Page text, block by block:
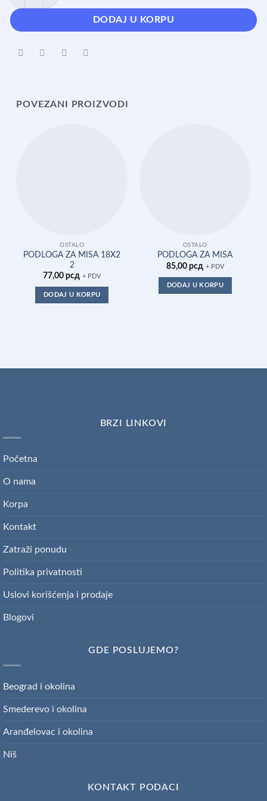
DODAJ U KORPU
POVEZANI PROIZVODI
OSTALO
PODLOGA ZA MISA 18X2
2
77,00рсд + PDV
DODAJ U KORPU
OSTALO
PODLOGA ZA MISA
85,00 рсд + PDV
DODAJ U KORPU
BRZI LINKOVI
Početna
O nama
Korpa
Kontakt
Zatraži ponudu
Politika privatnosti
Uslovi korišćenja i prodaje
Blogovi
GDE POSLUJEMO?
Beograd i okolina
Smederevo i okolina
Aranđelovac i okolina
Niš
KONTAKT PODACI